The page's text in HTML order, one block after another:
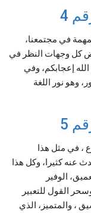
4
في مجتمعنا،
كل وجهات النظر في
إعجابكم، وفي
وهو نور اللغة
5
، في مثل هذا
عنه كثيرا، وكل هذا
الوفير
القول للتعبير
، والمتميز، الذي